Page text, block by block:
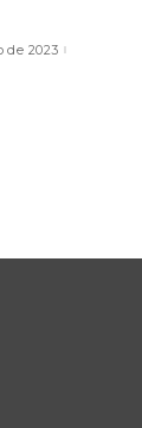
de 2023